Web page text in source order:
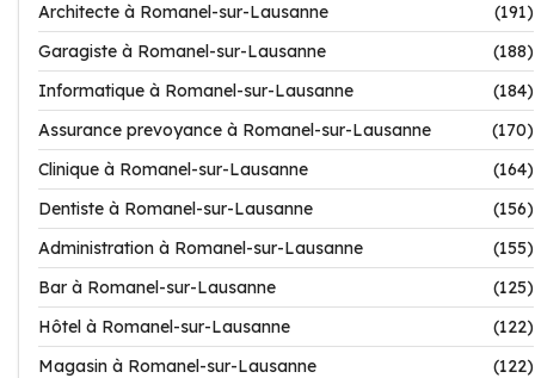
Architecte à Romanel-sur-Lausanne
(191)
Garagiste à Romanel-sur-Lausanne
(188)
Informatique à Romanel-sur-Lausanne
(184)
Assurance prevoyance à Romanel-sur-Lausanne
(170)
Clinique à Romanel-sur-Lausanne
(164)
Dentiste à Romanel-sur-Lausanne
(156)
Administration à Romanel-sur-Lausanne
(155)
Bar à Romanel-sur-Lausanne
(125)
Hôtel à Romanel-sur-Lausanne
(122)
Magasin à Romanel-sur-Lausanne
(122)